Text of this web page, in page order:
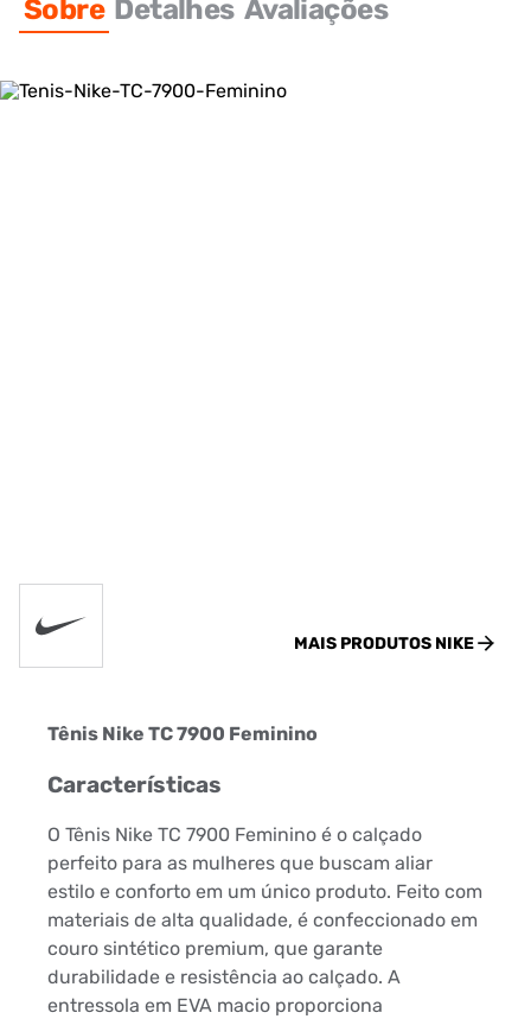
Sobre Detalhes Avaliações
MAIS PRODUTOS NIKE
Tênis Nike TC 7900 Feminino
Características
O Tênis Nike TC 7900 Feminino é o calçado
perfeito para as mulheres que buscam aliar
estilo e conforto em um único produto. Feito com
materiais de alta qualidade, é confeccionado em
couro sintético premium, que garante
durabilidade e resistência ao calçado. A
entressola em EVA macio proporciona